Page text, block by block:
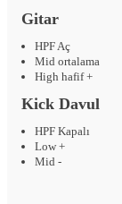
Gitar
HPF Aç
Mid ortalama
High hafif +
Kick Davul
HPF Kapalı
Low +
Mid -